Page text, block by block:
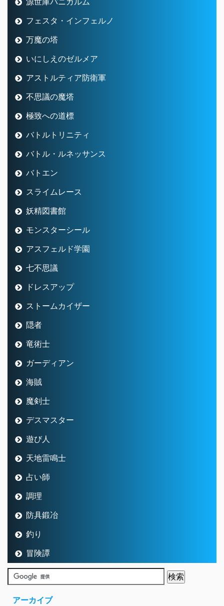
フェスタ・インフェルノ
万魔の塔
いにしえのゼルメア
アストルティア防衛軍
不思議の魔塔
極致への道標
バトルトリニティ
バトル・ルネッサンス
バトエン
スライムレース
妖精図書館
モンスターシール
アスフェルド学園
七不思議
ドレスアップ
ストームカイザー
隠者
竜術士
ガーディアン
海賊
魔剣士
デスマスター
遊び人
天地雷鳴士
占い師
調理
防具鍛冶
釣り
冒険譚
アーカイブ